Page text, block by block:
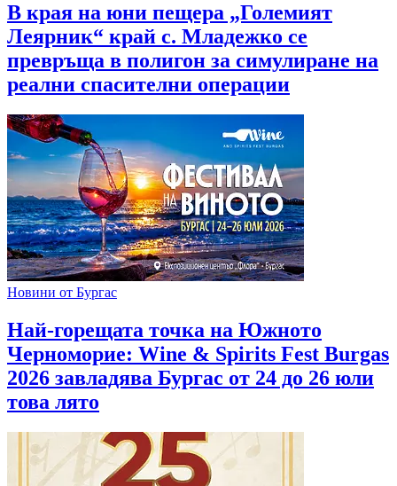
В края на юни пещера „Големият
Леярник“ край с. Младежко се
превръща в полигон за симулиране на
реални спасителни операции
Новини от Бургас
Най-горещата точка на Южното
Черноморие: Wine & Spirits Fest Burgas
2026 завладява Бургас от 24 до 26 юли
това лято